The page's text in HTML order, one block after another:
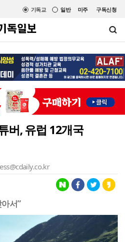
미주 구독신청
일반
기독교
버, 유럽 12개국
서”